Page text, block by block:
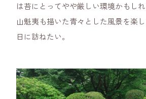
は苔にとってやや厳しい環境かもし
山魁夷も描いた青々とした風景を楽
日に訪ねたい。